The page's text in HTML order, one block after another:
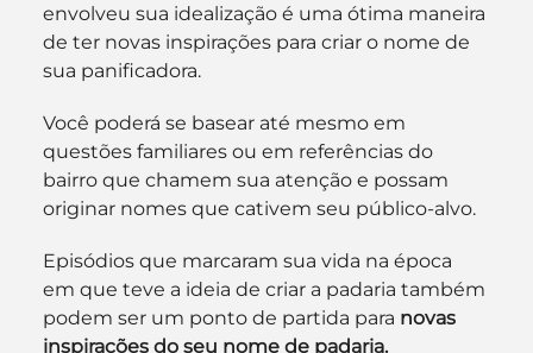
envolveu sua idealização é uma ótima maneira
de ter novas inspirações para criar o nome de
sua panificadora.
Você poderá se basear até mesmo em
questões familiares ou em referências do
bairro que chamem sua atenção e possam
originar nomes que cativem seu público-alvo.
Episódios que marcaram sua vida na época
em que teve a ideia de criar a padaria também
podem ser um ponto de partida para novas
inspirações do seu nome de padaria.